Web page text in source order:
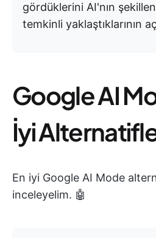
gördüklerini AI'nın
temkinli yaklaştıklarının
Google AI
İyi
En iyi Google AI Mode
inceleyelim. 🤖